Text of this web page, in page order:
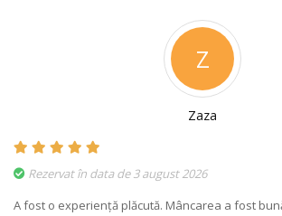
Z
Zaza
Rezervat în data de 3 august 2026
A fost o experiență plăcută. Mâncarea a fost